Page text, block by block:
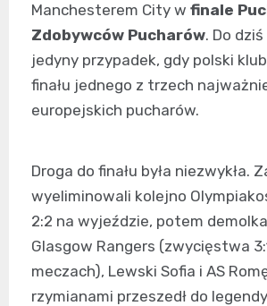
Manchesterem City w finale
Zdobywców Pucharów. Do
jedyny przypadek, gdy polski
finału jednego z trzech
europejskich pucharów.
Droga do finału była niezwykła.
wyeliminowali kolejno
2:2 na wyjeździe, potem
Glasgow Rangers (zwycięstwa
meczach), Lewski Sofia i AS
rzymianami przeszedł do